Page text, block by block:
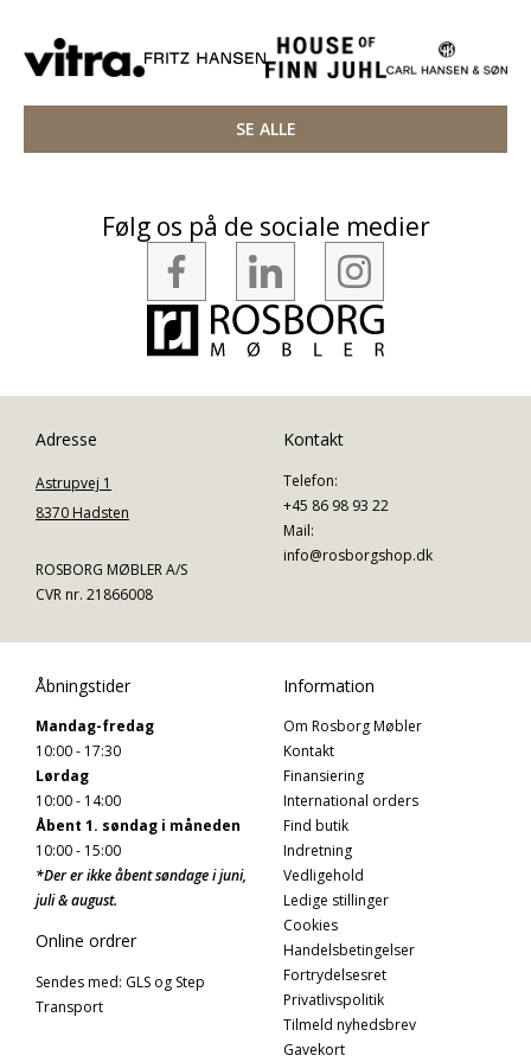
SE ALLE
Følg os på de sociale medier
Adresse
Astrupvej 1
8370 Hadsten
ROSBORG MØBLER A/S
CVR nr. 21866008
Kontakt
Telefon:
+45 86 98 93 22
Mail:
info@rosborgshop.dk
Åbningstider
Mandag-fredag
10:00 - 17:30
Lørdag
10:00 - 14:00
Åbent 1. søndag i måneden
10:00 - 15:00
*Der er ikke åbent søndage i juni,
juli & august.
Online ordrer
Sendes med: GLS og Step
Transport
Information
Om Rosborg Møbler
Kontakt
Finansiering
International orders
Find butik
Indretning
Vedligehold
Ledige stillinger
Cookies
Handelsbetingelser
Fortrydelsesret
Privatlivspolitik
Tilmeld nyhedsbrev
Gavekort